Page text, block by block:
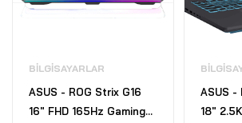
BILGISAYARLAR
ASUS - ROG Strix G16
16" FHD 165Hz Gaming
ASUS -
18"